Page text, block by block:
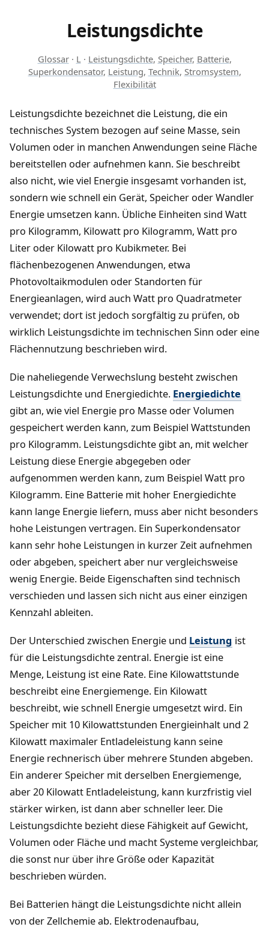
Leistungsdichte
Glossar· L· Leistungsdichte, Speicher, Batterie,
Superkondensator, Leistung, Technik, Stromsystem,
Flexibilität
Leistungsdichte bezeichnet die Leistung, die ein
technisches System bezogen auf seine Masse, sein
Volumen oder in manchen Anwendungen seine Fläche
bereitstellen oder aufnehmen kann. Sie beschreibt
also nicht, wie viel Energie insgesamt vorhanden ist,
sondern wie schnell ein Gerät, Speicher oder Wandler
Energie umsetzen kann. Übliche Einheiten sind Watt
pro Kilogramm, Kilowatt pro Kilogramm, Watt pro
Liter oder Kilowatt pro Kubikmeter. Bei
flächenbezogenen Anwendungen, etwa
Photovoltaikmodulen oder Standorten für
Energieanlagen, wird auch Watt pro Quadratmeter
verwendet; dort ist jedoch sorgfältig zu prüfen, ob
wirklich Leistungsdichte im technischen Sinn oder eine
Flächennutzung beschrieben wird.
Die naheliegende Verwechslung besteht zwischen
Leistungsdichte und Energiedichte. Energiedichte
gibt an, wie viel Energie pro Masse oder Volumen
gespeichert werden kann, zum Beispiel Wattstunden
pro Kilogramm. Leistungsdichte gibt an, mit welcher
Leistung diese Energie abgegeben oder
aufgenommen werden kann, zum Beispiel Watt pro
Kilogramm. Eine Batterie mit hoher Energiedichte
kann lange Energie liefern, muss aber nicht besonders
hohe Leistungen vertragen. Ein Superkondensator
kann sehr hohe Leistungen in kurzer Zeit aufnehmen
oder abgeben, speichert aber nur vergleichsweise
wenig Energie. Beide Eigenschaften sind technisch
verschieden und lassen sich nicht aus einer einzigen
Kennzahl ableiten.
Der Unterschied zwischen Energie und Leistung ist
für die Leistungsdichte zentral. Energie ist eine
Menge, Leistung ist eine Rate. Eine Kilowattstunde
beschreibt eine Energiemenge. Ein Kilowatt
beschreibt, wie schnell Energie umgesetzt wird. Ein
Speicher mit 10 Kilowattstunden Energieinhalt und 2
Kilowatt maximaler Entladeleistung kann seine
Energie rechnerisch über mehrere Stunden abgeben.
Ein anderer Speicher mit derselben Energiemenge,
aber 20 Kilowatt Entladeleistung, kann kurzfristig viel
stärker wirken, ist dann aber schneller leer. Die
Leistungsdichte bezieht diese Fähigkeit auf Gewicht,
Volumen oder Fläche und macht Systeme vergleichbar,
die sonst nur über ihre Größe oder Kapazität
beschrieben würden.
Bei Batterien hängt die Leistungsdichte nicht allein
von der Zellchemie ab. Elektrodenaufbau,